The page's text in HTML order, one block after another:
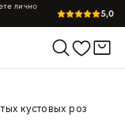
лично
5,0
кустовых роз